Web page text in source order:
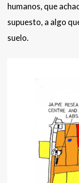
humanos, que
supuesto, a algo
suelo.